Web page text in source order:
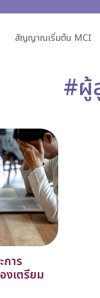
สัญญาณเริ่มต้น MCI
#ผู้
การ
งเตรียม